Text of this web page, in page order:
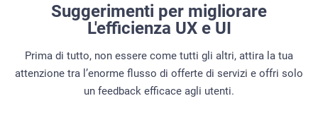
Suggerimenti per migliorare
L'efficienza UX e UI
Prima di tutto, non essere come tutti gli altri, attira la tua
attenzione tra l’enorme flusso di offerte di servizi e offri solo
un feedback efficace agli utenti.